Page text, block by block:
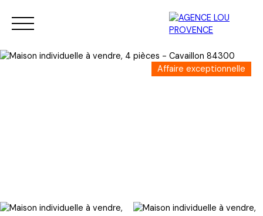
Affaire exceptionnelle